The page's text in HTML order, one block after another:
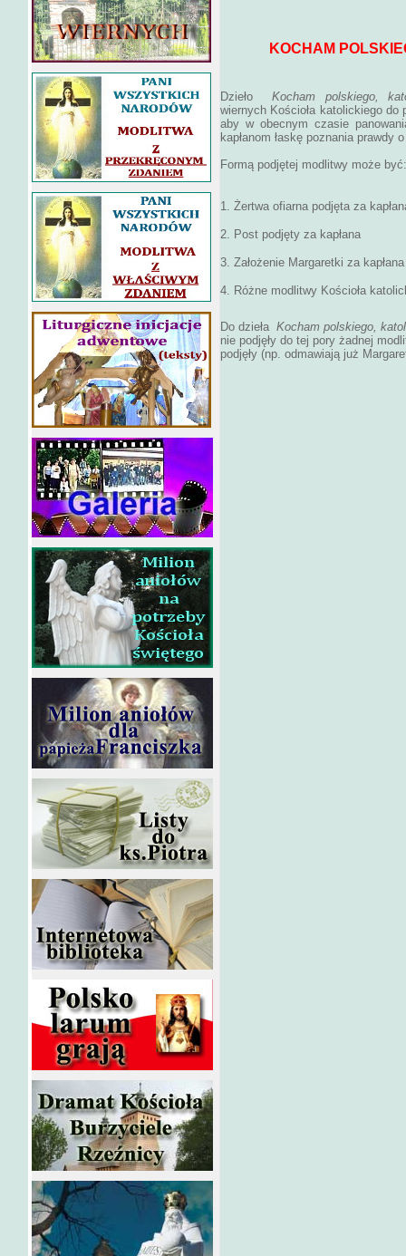
KOCHAM
Dzieło Kocham polskiego,
wiernych Kościoła katolickiego do
aby w obecnym czasie
kapłanom łaskę poznania prawdy
Formą podjętej modlitwy może być:
1. Żertwa ofiarna podjęta za
2. Post podjęty za kapłana
3. Założenie Margaretki za kapłana
4. Różne modlitwy Kościoła
Do dzieła Kocham polskiego,
nie podjęły do tej pory żadnej
podjęły (np. odmawiają już